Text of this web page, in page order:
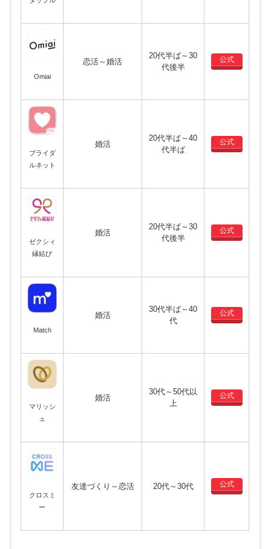
Omiai
恋活～婚活
20代半ば～30
代後半
公式
ブライダ
ルネット
婚活
20代半ば～40
代半ば
公式
ゼクシィ
縁結び
婚活
20代半ば～30
代後半
公式
Match
婚活
30代半ば～40
代
公式
マリッシ
ュ
婚活
30代～50代以
上
公式
クロスミ
ー
友達づくり～恋活 20代～30代 公式